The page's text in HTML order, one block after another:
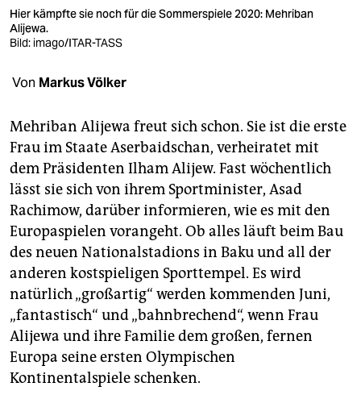
verlag
veranstaltungen
unterstützen
abo
genossenschaft
epaper login
Hier kämpfte sie noch für die Sommerspiele 2020: Mehriban
Alijewa.
Bild: imago/ITAR-TASS
Von Markus Völker
Mehriban Alijewa freut sich schon. Sie ist die erste
Frau im Staate Aserbaidschan, verheiratet mit
dem Präsidenten Ilham Alijew. Fast wöchentlich
lässt sie sich von ihrem Sportminister, Asad
Rachimow, darüber informieren, wie es mit den
Europaspielen vorangeht. Ob alles läuft beim Bau
des neuen Nationalstadions in Baku und all der
anderen kostspieligen Sporttempel. Es wird
natürlich „großartig“ werden kommenden Juni,
„fantastisch“ und „bahnbrechend“, wenn Frau
Alijewa und ihre Familie dem großen, fernen
Europa seine ersten Olympischen
Kontinentalspiele schenken.